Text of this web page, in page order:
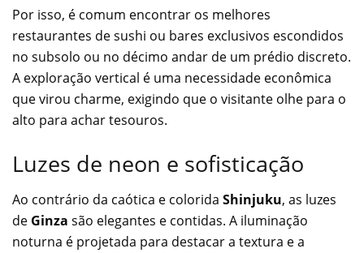
Por isso, é comum encontrar os melhores
restaurantes de sushi ou bares exclusivos escondidos
no subsolo ou no décimo andar de um prédio discreto.
A exploração vertical é uma necessidade econômica
que virou charme, exigindo que o visitante olhe para o
alto para achar tesouros.
Luzes de neon e sofisticação
Ao contrário da caótica e colorida Shinjuku, as luzes
de Ginza são elegantes e contidas. A iluminação
noturna é projetada para destacar a textura e a